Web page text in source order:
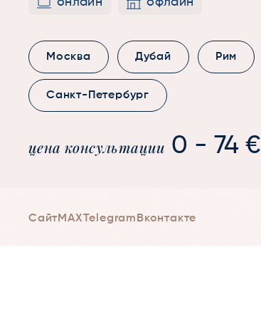
Москва Дубай Рим
Санкт-Петербург
цена консультации 0 - 74 €
Сайт MAXTelegram Вконтакте